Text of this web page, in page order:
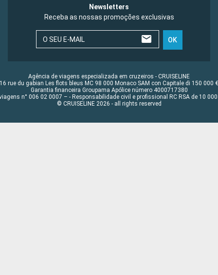
Newsletters
Receba as nossas promoções exclusivas
O SEU E-MAIL OK
Agência de viagens especializada em cruzeiros - CRUISELINE
16 rue du gabian Les flots bleus MC 98 000 Monaco SAM con Capitale di 150 000 €
Garantia financeira Groupama Apólice número 4000717380
n° 006 02 0007 – - Responsabilidade civil e profissional RC RSA de 10 000
© CRUISELINE 2026 - all rights reserved